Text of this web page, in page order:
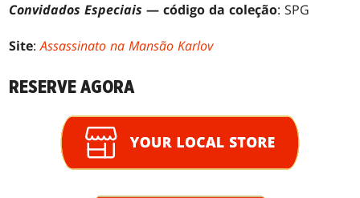
Convidados Especiais — código da coleção: SPG
Site:Assassinato na Mansão Karlov
RESERVE AGORA